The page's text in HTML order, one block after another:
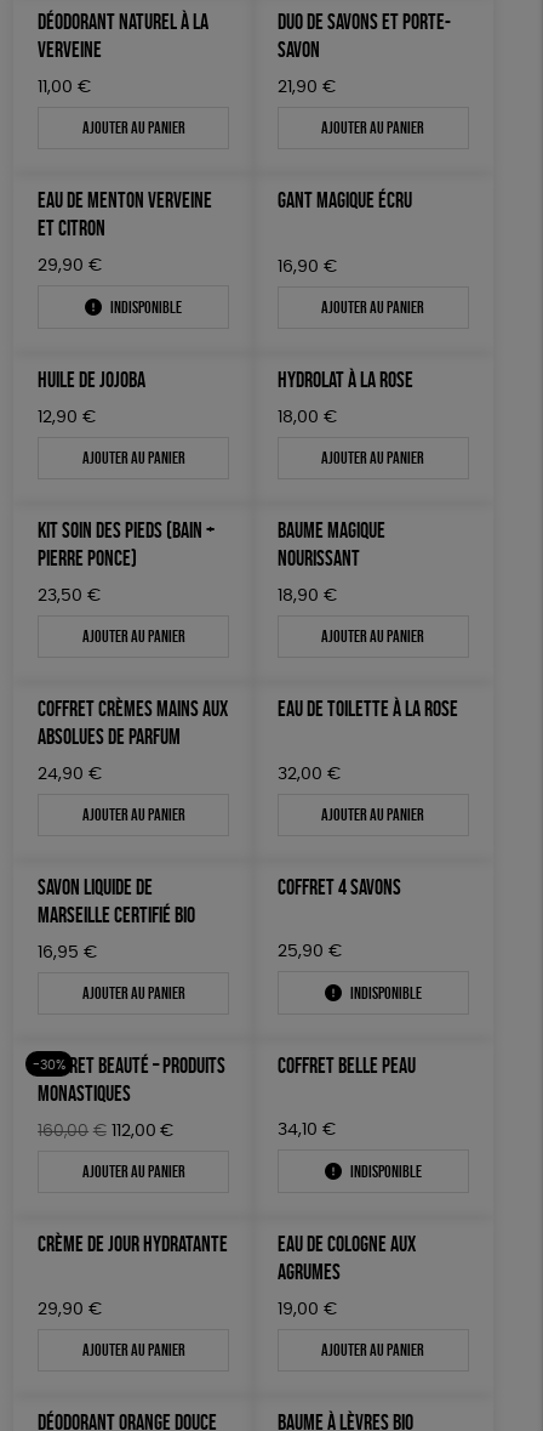
DÉODORANT NATUREL À LA
VERVEINE
11,00 €
Ajouter au panier
DUO DE SAVONS ET PORTE-
SAVON
21,90 €
Ajouter au panier
EAU DE MENTON VERVEINE
ET CITRON
29,90 €
Indisponible
GANT MAGIQUE ÉCRU
16,90 €
Ajouter au panier
HUILE DE JOJOBA
12,90 €
Ajouter au panier
HYDROLAT À LA ROSE
18,00 €
Ajouter au panier
KIT SOIN DES PIEDS (BAIN +
PIERRE PONCE)
23,50 €
Ajouter au panier
BAUME MAGIQUE
NOURISSANT
18,90 €
Ajouter au panier
COFFRET CRÈMES MAINS AUX
ABSOLUES DE PARFUM
24,90 €
Ajouter au panier
EAU DE TOILETTE À LA ROSE
32,00 €
Ajouter au panier
SAVON LIQUIDE DE
MARSEILLE CERTIFIÉ BIO
16,95 €
Ajouter au panier
COFFRET 4 SAVONS
25,90 €
Indisponible
-30%
COFFRET BEAUTÉ – PRODUITS
MONASTIQUES
160,00 € Le
initial
112,00 €Le
actuel
Ajouter au panier
COFFRET BELLE PEAU
34,10 €
Indisponible
CRÈME DE JOUR HYDRATANTE
29,90 €
Ajouter au panier
EAU DE COLOGNE AUX
AGRUMES
19,00 €
Ajouter au panier
DÉODORANT ORANGE DOUCE BAUME À LÈVRES BIO